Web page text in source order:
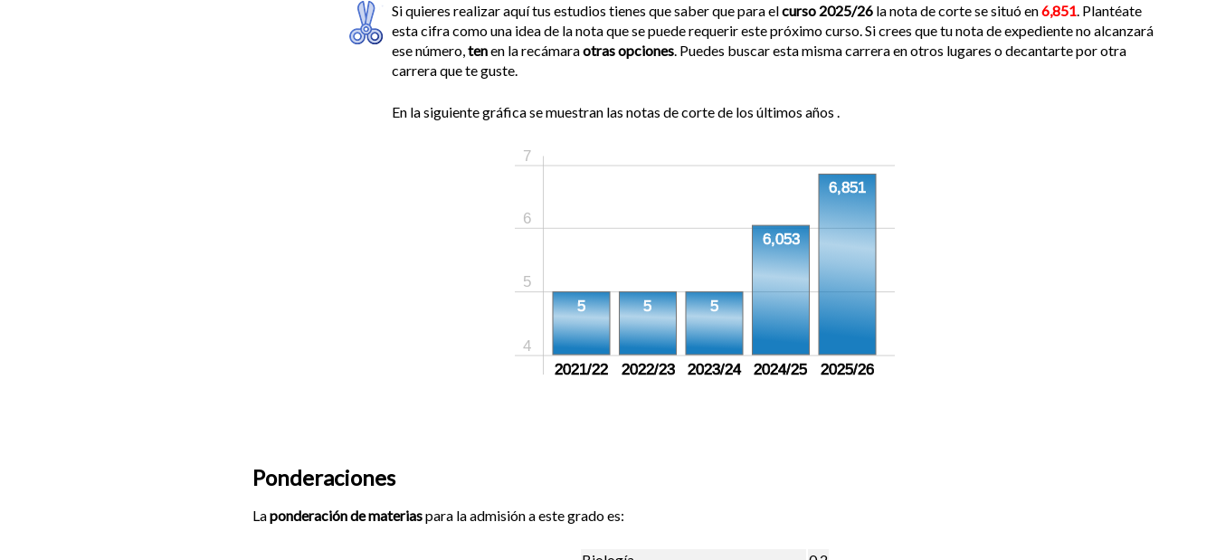
Si quieres realizar aquí tus estudios tienes que saber que para elcurso 2025/26 la nota de corte se situó en6,851 . Plantéate
esta cifra como una idea de la nota que se puede requerir este próximo curso. Si crees que tu nota de expediente no alcanzará
ese número, tenen la recámaraotras opciones . Puedes buscar esta misma carrera en otros lugares o decantarte por otra
carrera que te guste.
En la siguiente gráfica se muestran las notas de corte de los últimos años .
7
4
5
6
5 5 5
6,053
6,851
2021/22 2022/23 2023/24 2024/25 2025/26
Ponderaciones
Laponderación de materiaspara la admisión a este grado es: